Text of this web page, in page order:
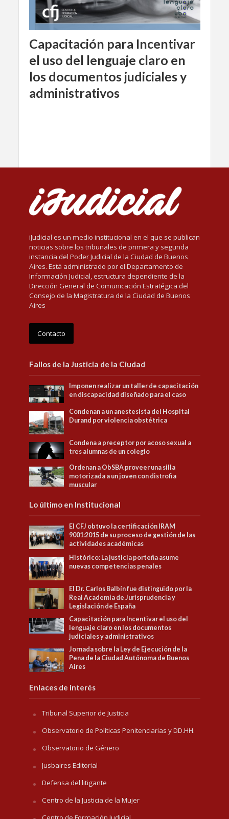
Capacitación para Incentivar
el uso del lenguaje claro en
los documentos judiciales y
administrativos
iJudicial es un medio institucional en el que se publican
noticias sobre los tribunales de primera y segunda
instancia del Poder Judicial de la Ciudad de Buenos
Aires. Está administrado por el Departamento de
Información Judicial, estructura dependiente de la
Dirección General de Comunicación Estratégica del
Consejo de la Magistratura de la Ciudad de Buenos
Aires
Contacto
Fallos de la Justicia de la Ciudad
Imponen realizar un taller de capacitación
en discapacidad diseñado para el caso
Condenan a un anestesista del Hospital
Durand por violencia obstétrica
Condena a preceptor por acoso sexual a
tres alumnas de un colegio
Ordenan a ObSBA proveer una silla
motorizada a un joven con distrofia
muscular
Lo último en Institucional
El CFJ obtuvo la certificación IRAM
9001:2015 de su proceso de gestión de las
actividades académicas
Histórico: La justicia porteña asume
nuevas competencias penales
El Dr. Carlos Balbín fue distinguido por la
Real Academia de Jurisprudencia y
Legislación de España
Capacitación para Incentivar el uso del
lenguaje claro en los documentos
judiciales y administrativos
Jornada sobre la Ley de Ejecución de la
Pena de la Ciudad Autónoma de Buenos
Aires
Enlaces de interés
Tribunal Superior de Justicia
Observatorio de Políticas Penitenciarias y DD.HH.
Observatorio de Género
Jusbaires Editorial
Defensa del litigante
Centro de la Justicia de la Mujer